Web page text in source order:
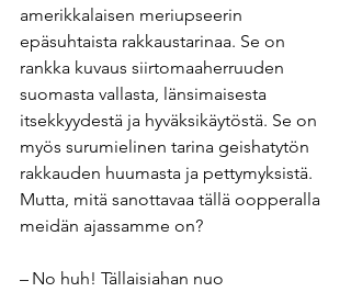
amerikkalaisen meriupseerin
epäsuhtaista rakkaustarinaa. Se on
rankka kuvaus siirtomaaherruuden
suomasta vallasta, länsimaisesta
itsekkyydestä ja hyväksikäytöstä. Se on
myös surumielinen tarina geishatytön
rakkauden huumasta ja pettymyksistä.
Mutta, mitä sanottavaa tällä oopperalla
meidän ajassamme on?
– No huh! Tällaisiahan nuo